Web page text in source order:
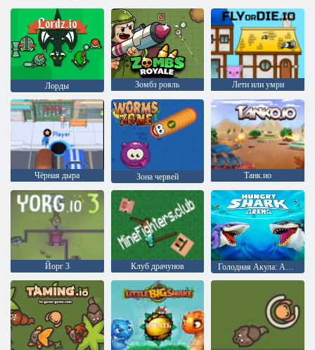
Лорды Зомбз рояль Лети или умри
Чёрная дыра Зона червей Танк.ио
Йорг 3 Клуб драчунов Голодная Акула: Арена